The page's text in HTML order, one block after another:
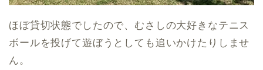
ほぼ貸切状態でしたので、むさしの大好きなテニス
ボールを投げて遊ぼうとしても追いかけたりしませ
ん。